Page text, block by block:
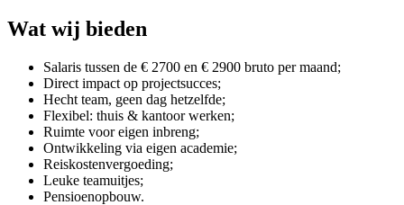
Wat wij bieden
Salaris tussen de € 2700 en € 2900 bruto per maand;
Direct impact op projectsucces;
Hecht team, geen dag hetzelfde;
Flexibel: thuis & kantoor werken;
Ruimte voor eigen inbreng;
Ontwikkeling via eigen academie;
Reiskostenvergoeding;
Leuke teamuitjes;
Pensioenopbouw.